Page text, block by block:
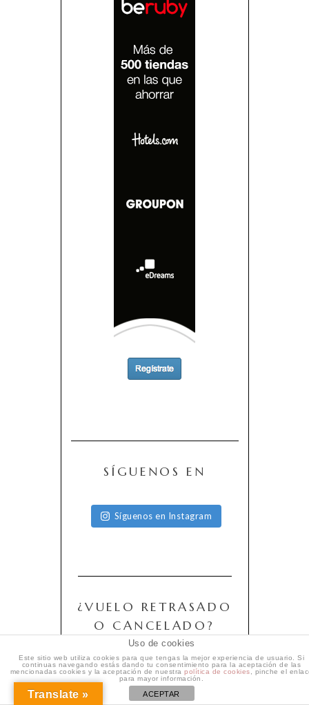
SÍGUENOS EN
Síguenos en Instagram
¿VUELO RETRASADO
O CANCELADO?
Uso de cookies
Este sitio web utiliza cookies para que tengas la mejor experiencia de usuario. Si
continuas navegando estás dando tu consentimiento para la aceptación de las
mencionadas cookies y la aceptación de nuestra política de cookies , pinche el
para mayor información.
ACEPTAR
Translate »